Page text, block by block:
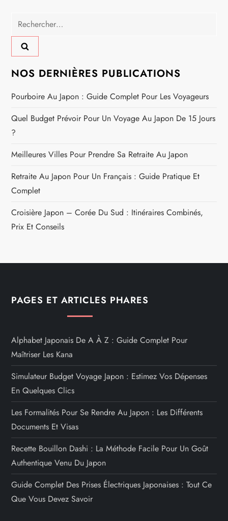
Rechercher :
NOS DERNIÈRES PUBLICATIONS
Pourboire Au Japon : Guide Complet Pour Les Voyageurs
Quel Budget Prévoir Pour Un Voyage Au Japon De 15 Jours
?
Meilleures Villes Pour Prendre Sa Retraite Au Japon
Retraite Au Japon Pour Un Français : Guide Pratique Et
Complet
Croisière Japon – Corée Du Sud : Itinéraires Combinés,
Prix Et Conseils
PAGES ET ARTICLES PHARES
Alphabet Japonais De A À Z : Guide Complet Pour
Maîtriser Les Kana
Simulateur Budget Voyage Japon : Estimez Vos Dépenses
En Quelques Clics
Les Formalités Pour Se Rendre Au Japon : Les Différents
Documents Et Visas
Recette Bouillon Dashi : La Méthode Facile Pour Un Goût
Authentique Venu Du Japon
Guide Complet Des Prises Électriques Japonaises : Tout Ce
Que Vous Devez Savoir